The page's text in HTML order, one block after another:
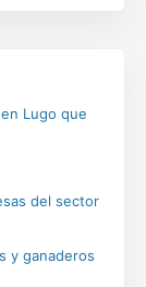
Lugo que
del sector
y ganaderos